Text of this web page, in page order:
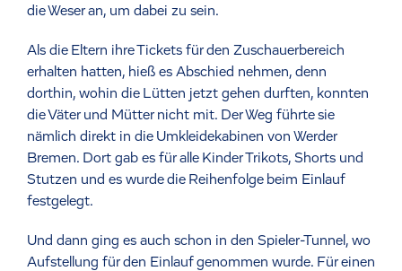
die Weser an, um dabei zu sein.
Als die Eltern ihre Tickets für den Zuschauerbereich
erhalten hatten, hieß es Abschied nehmen, denn
dorthin, wohin die Lütten jetzt gehen durften, konnten
die Väter und Mütter nicht mit. Der Weg führte sie
nämlich direkt in die Umkleidekabinen von Werder
Bremen. Dort gab es für alle Kinder Trikots, Shorts und
Stutzen und es wurde die Reihenfolge beim Einlauf
festgelegt.
Und dann ging es auch schon in den Spieler-Tunnel, wo
Aufstellung für den Einlauf genommen wurde. Für einen